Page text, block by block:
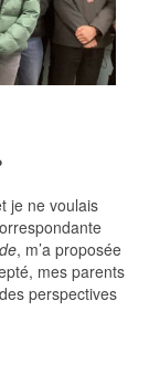
je ne voulais
, m’a proposée
mes parents
perspectives